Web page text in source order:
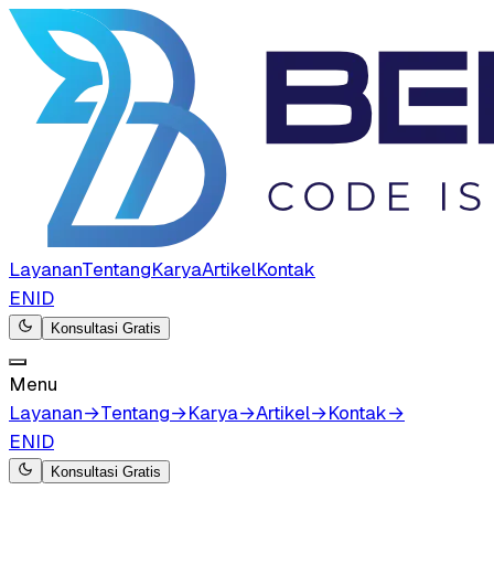
LayananTentangKaryaArtikelKontak
ENID
Konsultasi Gratis
Menu
Layanan→Tentang→Karya→Artikel→Kontak→
ENID
Konsultasi Gratis